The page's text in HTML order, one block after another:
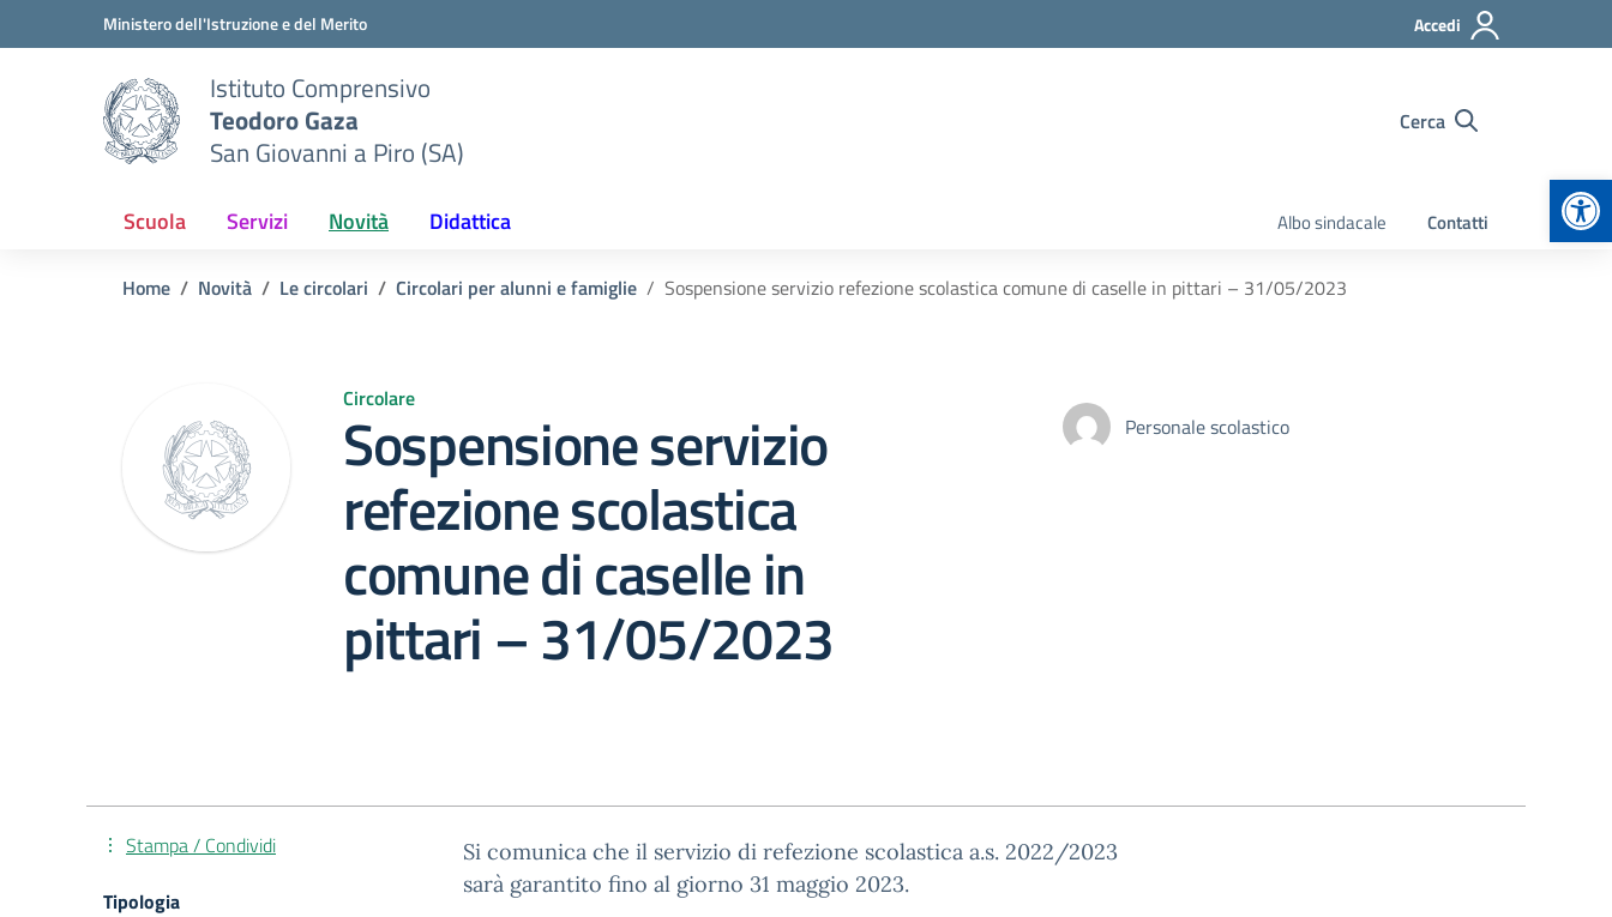
Vai ai contenuti
Vai al menu di navigazioneMinistero dell'Istruzione e del Merito Accedi
Istituto Comprensivo
Teodoro Gaza
San Giovanni a Piro (SA)
Cerca
Scuola Servizi Novità Didattica Albo sindacale Contatti
Home Novità Le circolari Circolari per alunni e famiglie Sospensione servizio refezione scolastica comune di caselle in pittari – 31/05/2023
Circolare
Sospensione servizio
refezione scolastica
comune di caselle in
pittari – 31/05/2023
Personale scolastico
Si comunica che il servizio di refezione scolastica a.s. 2022/2023
sarà garantito fino al giorno 31 maggio 2023.
Stampa / Condividi
Tipologia